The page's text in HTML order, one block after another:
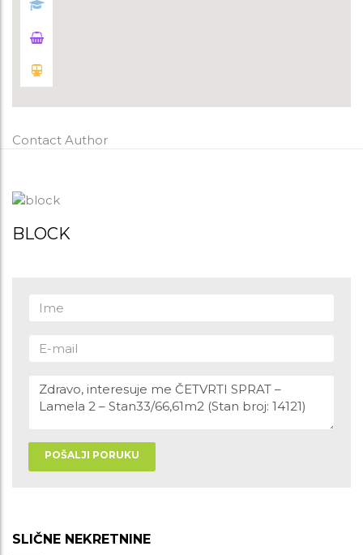
Contact Author
BLOCK
POŠALJI PORUKU
SLIČNE NEKRETNINE